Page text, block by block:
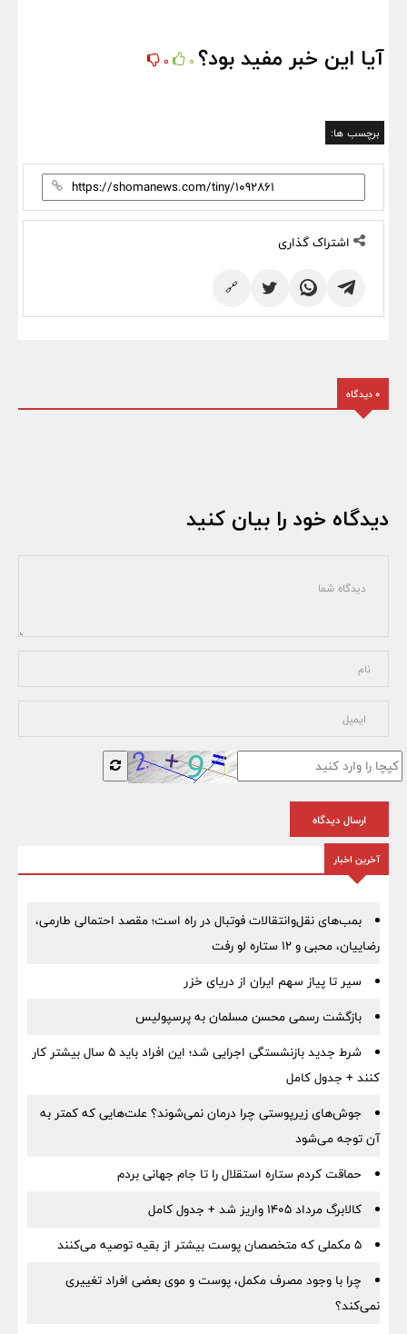
آیا این خبر مفید بود؟ 0
0
برچسب ها:
اشتراک گذاری
🔗
0 دیدگاه
دیدگاه خود را بیان کنید
ارسال دیدگاه
آخرین اخبار
بمب‌های نقل‌وانتقالات فوتبال در راه است؛ مقصد احتمالی طارمی،
رضاییان، محبی و ۱۲ ستاره لو رفت
سیر تا پیاز سهم ایران از دریای خزر
بازگشت رسمی محسن مسلمان به پرسپولیس
شرط جدید بازنشستگی اجرایی شد؛ این افراد باید ۵ سال بیشتر کار
کنند + جدول کامل
جوش‌های زیرپوستی چرا درمان نمی‌شوند؟ علت‌هایی که کمتر به
آن توجه می‌شود
حماقت کردم ستاره استقلال را تا جام جهانی بردم
کالابرگ مرداد ۱۴۰۵ واریز شد + جدول کامل
۵ مکملی که متخصصان پوست بیشتر از بقیه توصیه می‌کنند
چرا با وجود مصرف مکمل، پوست و موی بعضی افراد تغییری
نمی‌کند؟